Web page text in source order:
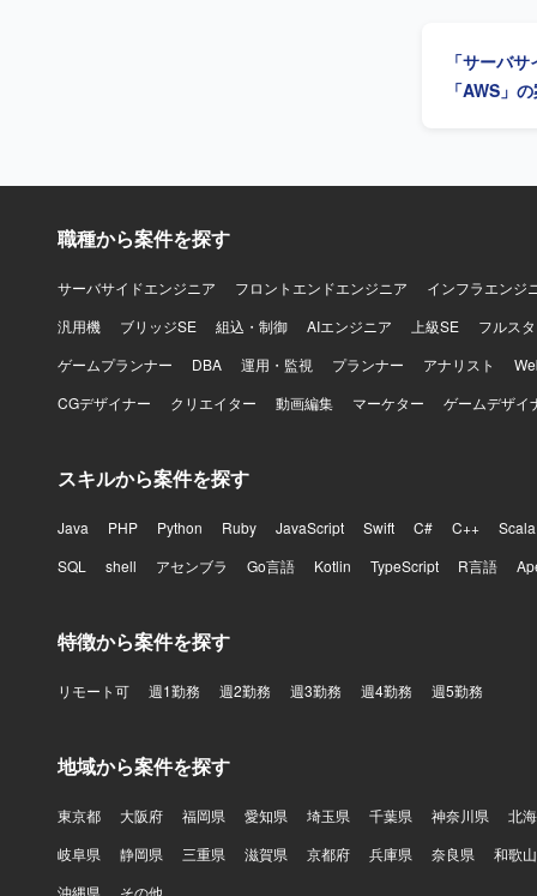
味を持ち、
魅力】 全
いただきま
「サーバ
「AWS」
職種から案件を探す
サーバサイドエンジニア フロントエンドエンジニア
インフラエンジ
汎用機
ブリッジSE 組込・制御 AIエンジニア 上級SE
フルス
ゲームプランナー
DBA 運用・監視 プランナー アナリスト
CGデザイナー
クリエイター 動画編集 マーケター ゲームデザイ
スキルから案件を探す
Java PHP Python Ruby JavaScript Swift C# C++
Scala
SQL
shell アセンブラ Go言語 Kotlin TypeScript R言語
特徴から案件を探す
リモート可 週1勤務 週2勤務 週3勤務 週4勤務 週5勤務
地域から案件を探す
東京都 大阪府 福岡県 愛知県 埼玉県 千葉県 神奈川県
北
岐阜県
静岡県 三重県 滋賀県 京都府 兵庫県 奈良県
和歌
沖縄県
その他